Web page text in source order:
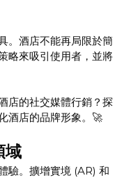
。酒店不能再局限於簡
略來吸引使用者，並將
店的社交媒體行銷？探
酒店的品牌形象。🚀
域
驗。擴增實境 (AR) 和